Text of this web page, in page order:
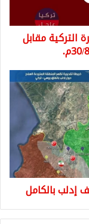
مقابل
إدلب بالكامل